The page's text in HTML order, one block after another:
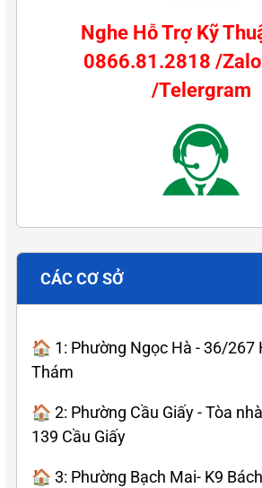
Nghe Hỗ Trợ Kỹ
0866.81.2818 /
/Telergram
CÁC CƠ SỞ
🏠 1: Phường Ngọc Hà - 36/267
Thám
🏠 2: Phường Cầu Giấy - Tòa
139 Cầu Giấy
🏠 3: Phường Bạch Mai- K9